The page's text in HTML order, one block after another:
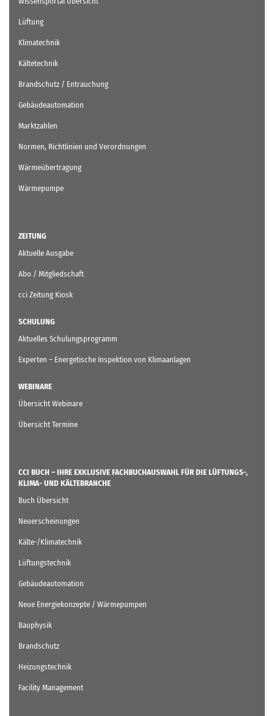
Lüftung
Klimatechnik
Kältetechnik
Brandschutz / Entrauchung
Gebäudeautomation
Marktzahlen
Normen, Richtlinien und Verordnungen
Wärmeübertragung
Wärmepumpe
ZEITUNG
Aktuelle Ausgabe
Abo / Mitgliedschaft
cci Zeitung Kiosk
SCHULUNG
Aktuelles Schulungsprogramm
Experten – Energetische Inspektion von Klimaanlagen
WEBINARE
Übersicht Webinare
Übersicht Termine
CCI BUCH – IHRE EXKLUSIVE FACHBUCHAUSWAHL FÜR DIE LÜFTUNGS-,
KLIMA- UND KÄLTEBRANCHE
Buch Übersicht
Neuerscheinungen
Kälte-/Klimatechnik
Lüftungstechnik
Gebäudeautomation
Neue Energiekonzepte / Wärmepumpen
Bauphysik
Brandschutz
Heizungstechnik
Facility Management